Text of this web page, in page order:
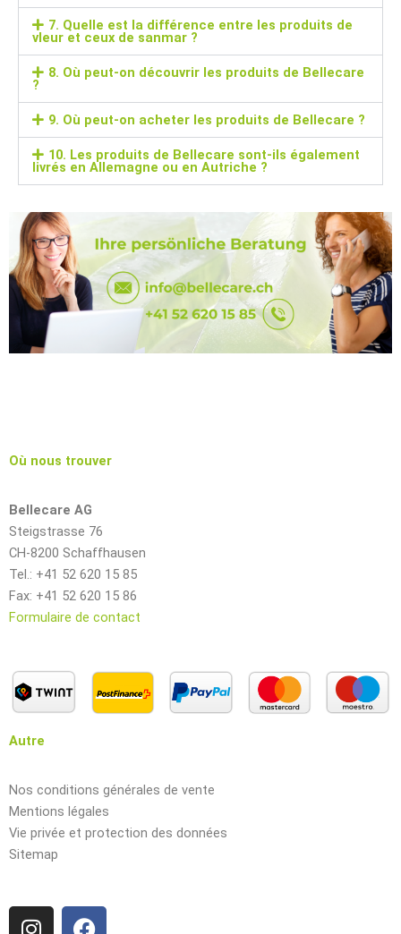
7. Quelle est la différence entre les produits de
vleur et ceux de sanmar ?
8. Où peut-on découvrir les produits de Bellecare
?
9. Où peut-on acheter les produits de Bellecare ?
10. Les produits de Bellecare sont-ils également
livrés en Allemagne ou en Autriche ?
Où nous trouver
Bellecare AG
Steigstrasse 76
CH-8200 Schaffhausen
Tel.: +41 52 620 15 85
Fax: +41 52 620 15 86
Formulaire de contact
Autre
Nos conditions générales de vente
Mentions légales
Vie privée et protection des données
Sitemap
I
F